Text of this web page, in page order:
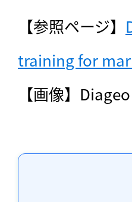
【参照ページ】
training for
【画像】Diageo